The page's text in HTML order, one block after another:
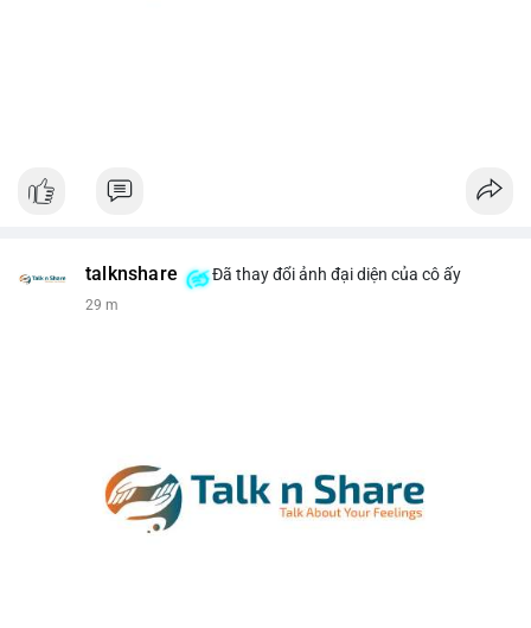
talknshare Đã thay đổi ảnh đại diện của cô ấy
29 m